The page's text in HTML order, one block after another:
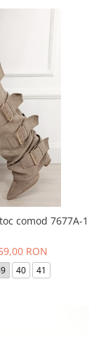
comod 7677A-1
RON
40 41